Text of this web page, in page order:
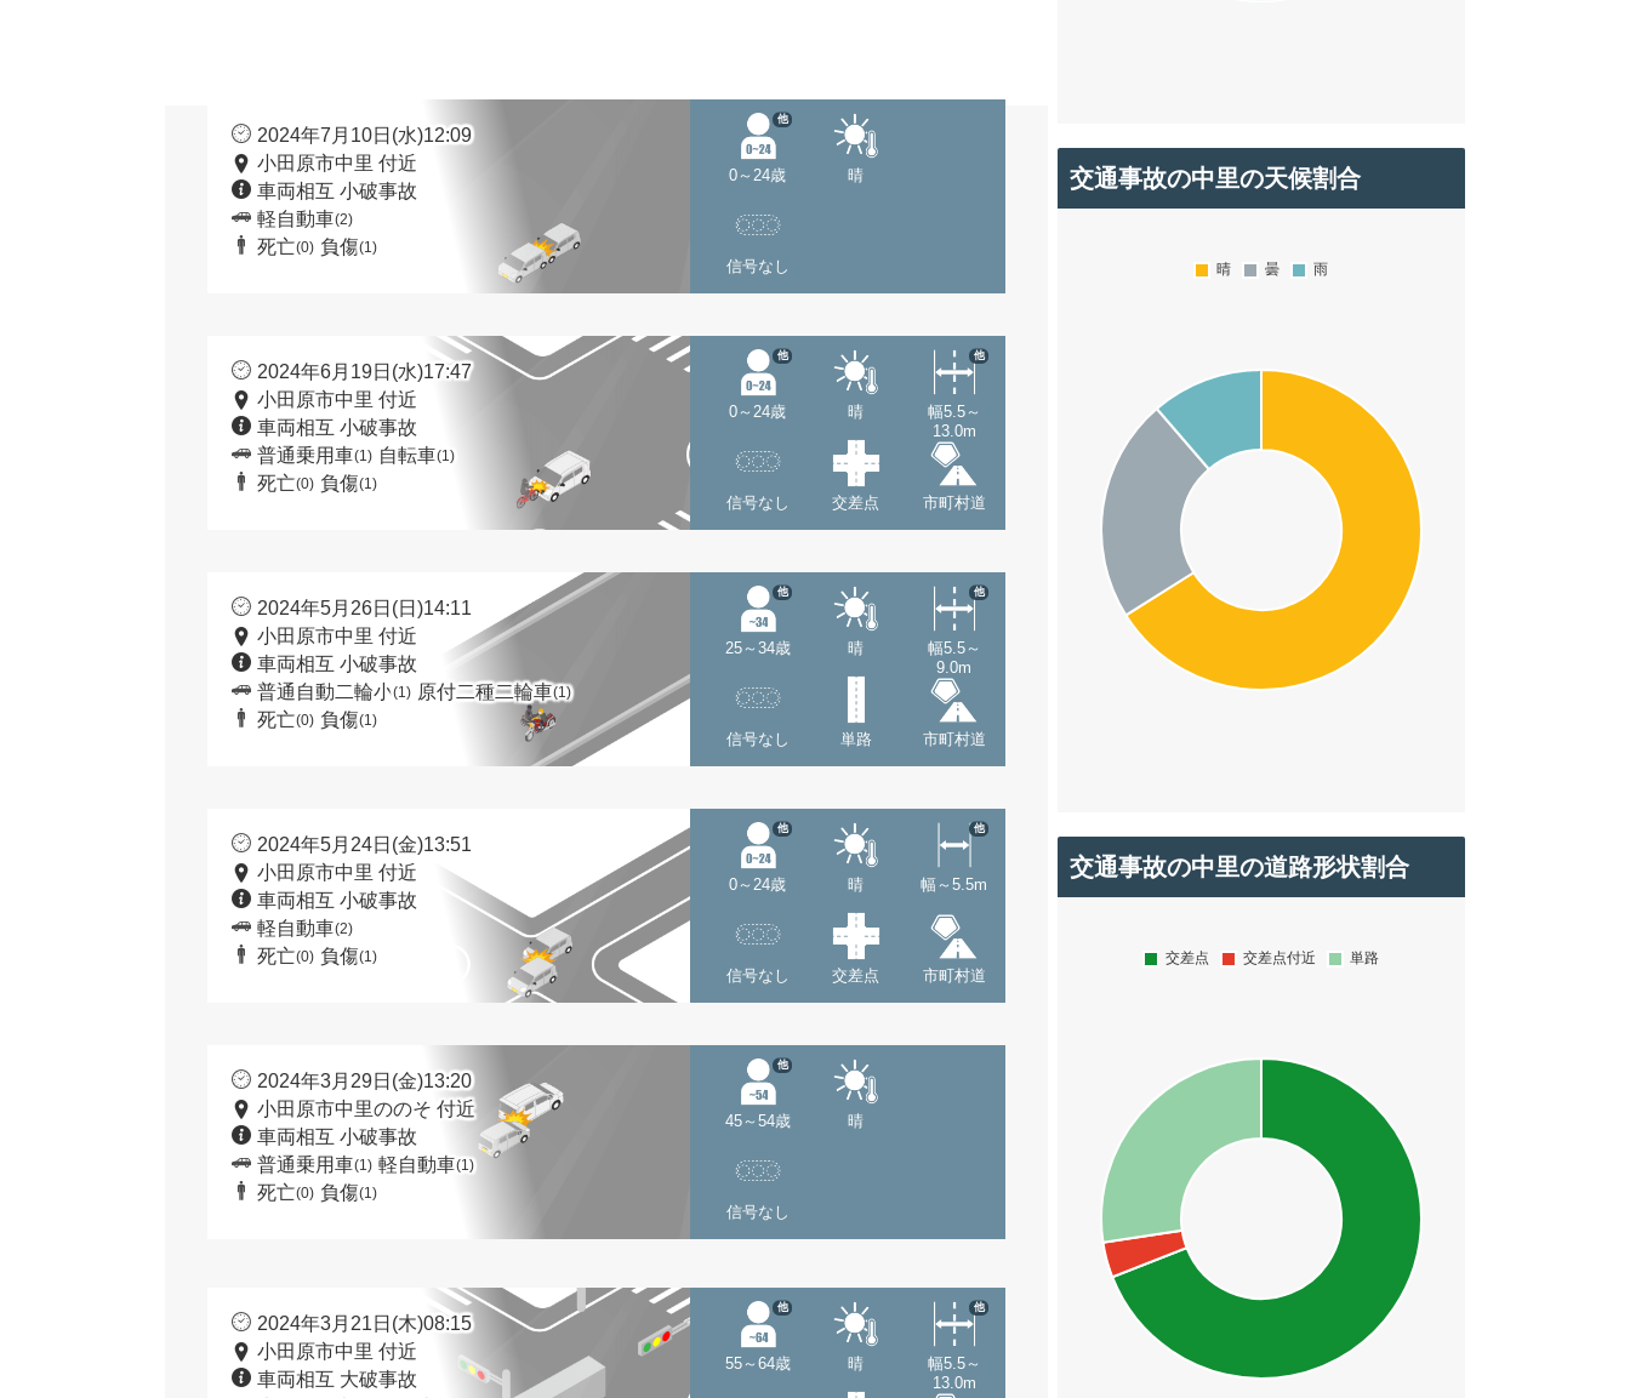
2024年7月10日(水)12:09
小田原市中里 付近
車両相互 小破事故
軽自動車(2)
死亡(0) 負傷(1)
0～24歳
他
晴
信号なし
2024年6月19日(水)17:47
小田原市中里 付近
車両相互 小破事故
普通乗用車(1) 自転車(1)
死亡(0) 負傷(1)
0～24歳
他
晴
幅5.5～
13.0m
他
信号なし 交差点 市町村道
2024年5月26日(日)14:11
小田原市中里 付近
車両相互 小破事故
普通自動二輪小(1) 原付二種二輪車(1)
死亡(0) 負傷(1)
25～34歳
他
晴
幅5.5～
9.0m
他
信号なし 単路 市町村道
2024年5月24日(金)13:51
小田原市中里 付近
車両相互 小破事故
軽自動車(2)
死亡(0) 負傷(1)
0～24歳
他
晴 幅～5.5m
他
信号なし 交差点 市町村道
2024年3月29日(金)13:20
小田原市中里ののそ 付近
車両相互 小破事故
普通乗用車(1) 軽自動車(1)
死亡(0) 負傷(1)
45～54歳
他
晴
信号なし
2024年3月21日(木)08:15
小田原市中里 付近
車両相互 大破事故
55～64歳
他
晴
幅5.5～
13.0m
他
交通事故の中里の天候割合
交通事故の中里の道路形状割合